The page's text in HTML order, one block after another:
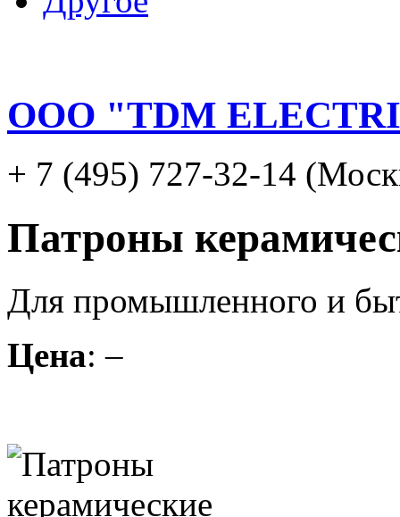
ООО "TDM
+ 7 (495) 727-32-14
Патроны
Для промышленного и
Цена: –